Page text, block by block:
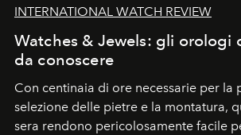
INTERNATIONAL WATCH REVIEW
Watches & Jewels: gli orologi
da conoscere
Con centinaia di ore necessarie per la
selezione delle pietre e la montatura,
sera rendono pericolosamente facile